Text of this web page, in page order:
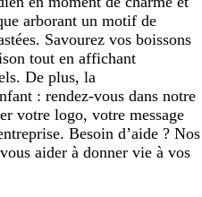
arborant un motif de
Savourez vos boissons
tout en affichant
De plus, la
: rendez-vous dans notre
votre logo, votre message
Besoin d’aide ? Nos
aider à donner vie à vos